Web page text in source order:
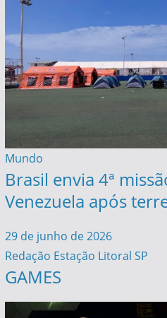
Mundo
Brasil envia 4ª
Venezuela após
29 de junho de 2026
Redação Estação Litoral SP
GAMES